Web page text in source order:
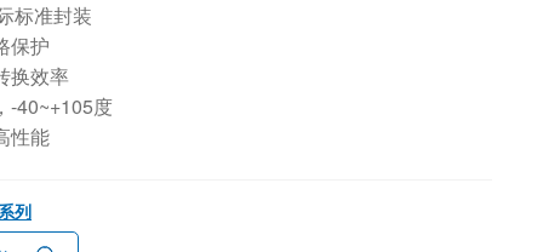
标准封装
保护
换效率
-40~+105度
性能
列